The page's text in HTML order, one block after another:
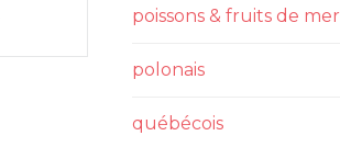
poissons & fruits de mer
polonais
québécois